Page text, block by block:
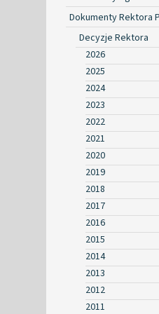
Dokumenty Rektora
Decyzje Rektora
2026
2025
2024
2023
2022
2021
2020
2019
2018
2017
2016
2015
2014
2013
2012
2011